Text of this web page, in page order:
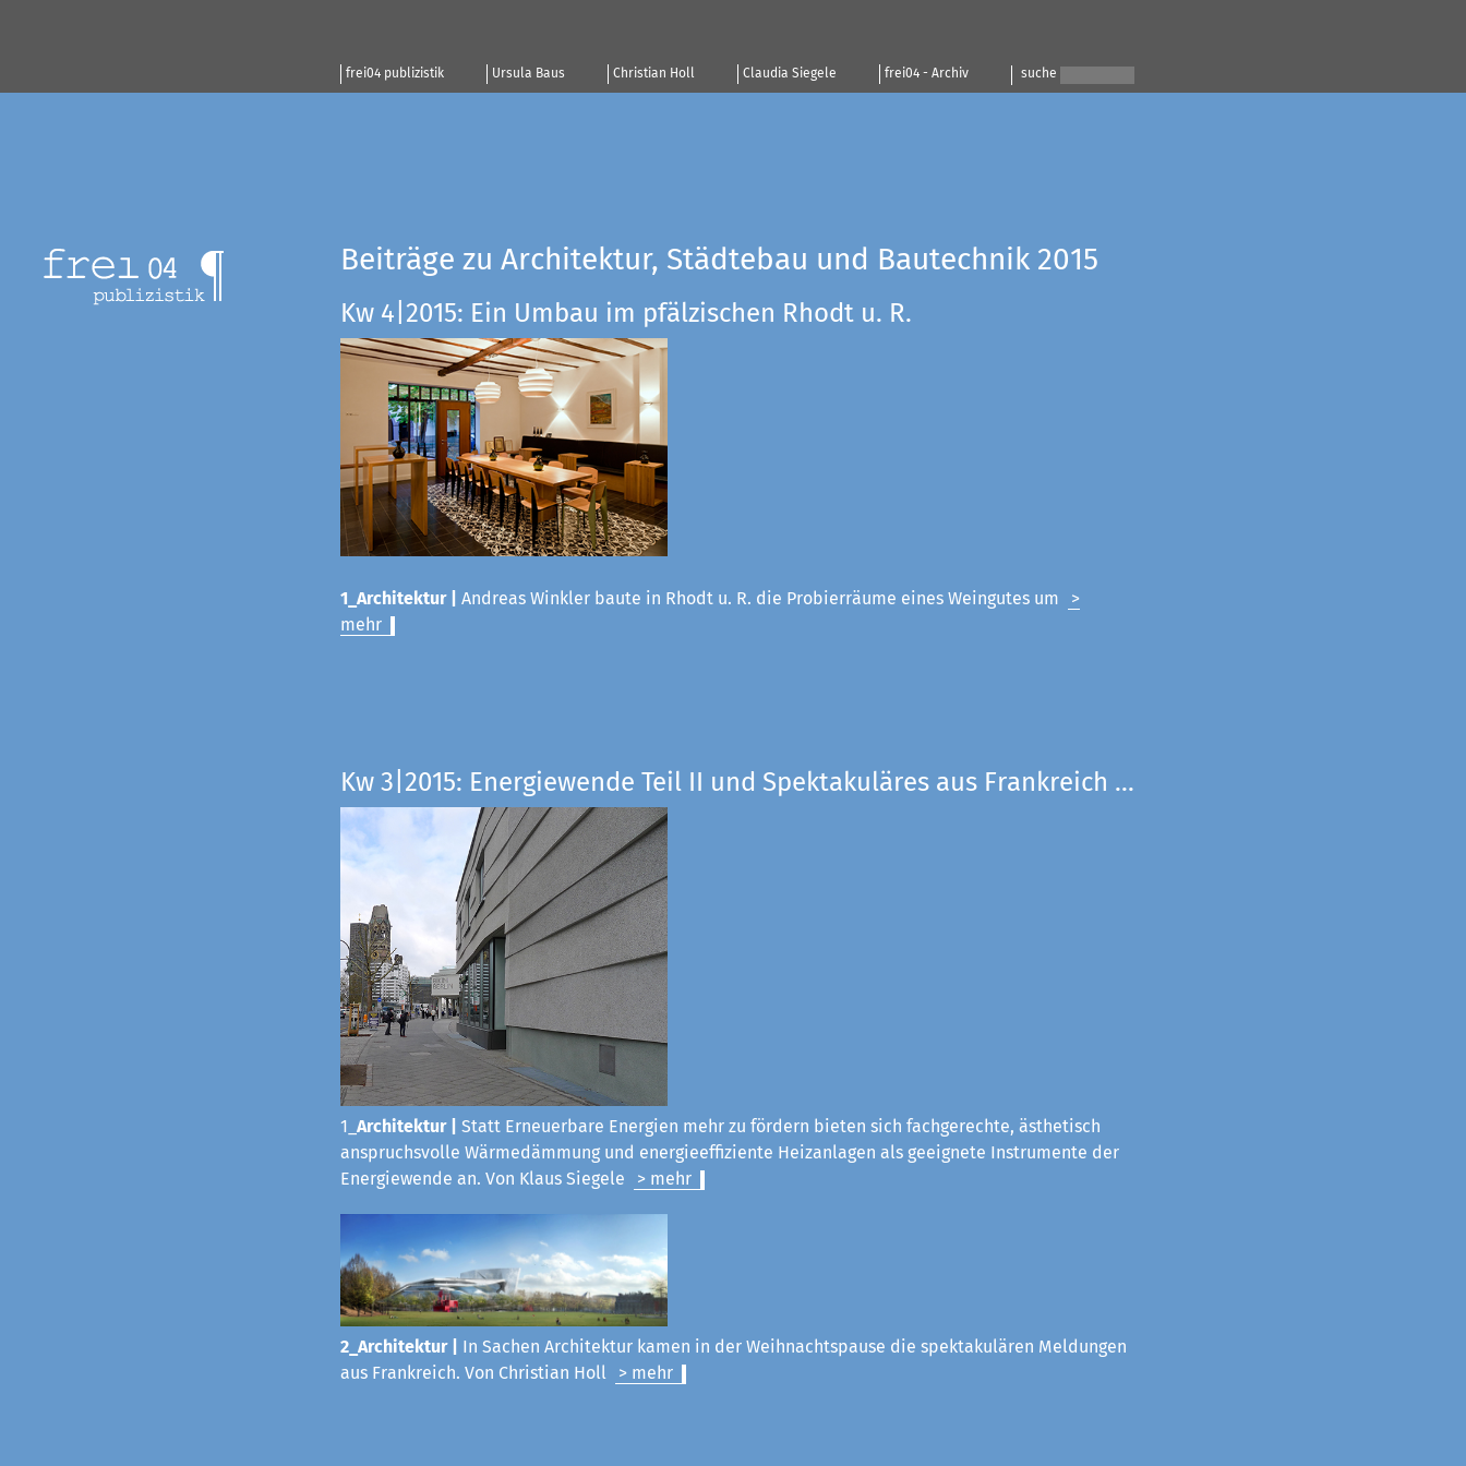
frei04 publizistik Ursula Baus Christian Holl Claudia Siegele frei04 - Archiv suche
Beiträge zu Architektur, Städtebau und Bautechnik 2015
Kw 4|2015: Ein Umbau im pfälzischen Rhodt u. R.
1_Architektur | Andreas Winkler baute in Rhodt u. R. die Probierräume eines Weingutes um
>
mehr
Kw 3|2015: Energiewende Teil II und Spektakuläres aus Frankreich ...
1_ Architektur|
Statt Erneuerbare Energien mehr zu fördern bieten sich fachgerechte, ästhetisch
anspruchsvolle Wärmedämmung und energieeffiziente Heizanlagen als geeignete Instrumente der
Energiewende an. Von Klaus Siegele > mehr
2_Architektur |
In Sachen Architektur kamen in der Weihnachtspause die spektakulären Meldungen
aus Frankreich. Von Christian Holl
> mehr